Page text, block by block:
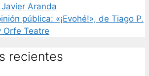
Aranda
pública: «¡Evohé!», de Tiago P.
Orfe Teatre
recientes